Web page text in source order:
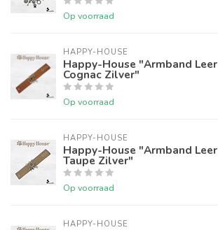
Op voorraad
HAPPY-HOUSE
Happy-House "Armband Leer
Cognac Zilver"
Op voorraad
HAPPY-HOUSE
Happy-House "Armband Leer
Taupe Zilver"
Op voorraad
HAPPY-HOUSE